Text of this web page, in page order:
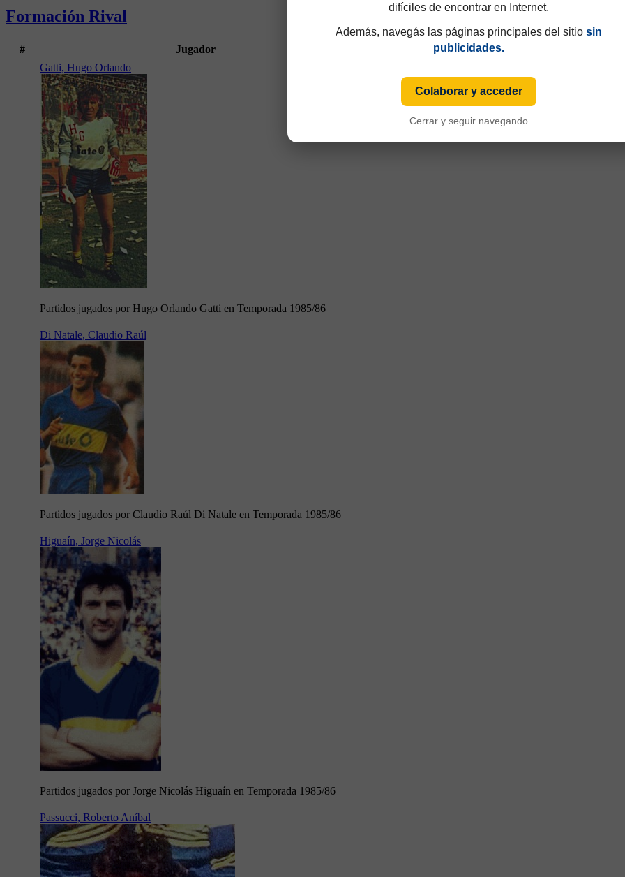
Formación Rival
#
Jugador
Gatti, Hugo Orlando
Partidos jugados por Hugo Orlando Gatti en Temporada 1985/86
Di Natale, Claudio Raúl
Partidos jugados por Claudio Raúl Di Natale en Temporada 1985/86
Higuaín, Jorge Nicolás
Partidos jugados por Jorge Nicolás Higuaín en Temporada 1985/86
Passucci, Roberto Aníbal
difíciles de encontrar en Internet.
Además, navegás las páginas principales del sitio sin
publicidades.
Colaborar y acceder
Cerrar y seguir navegando